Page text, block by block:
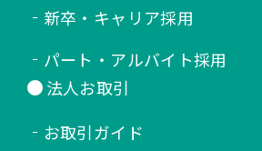
新卒・キャリア採用
パート・アルバイト採用
法人お取引
お取引ガイド